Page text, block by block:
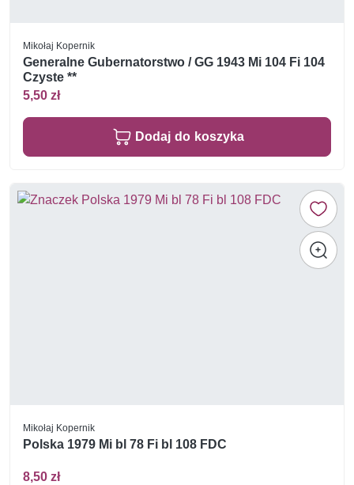
Mikołaj Kopernik
Generalne Gubernatorstwo / GG 1943 Mi 104 Fi 104
Czyste **
5,50 zł
Dodaj do koszyka
Mikołaj Kopernik
Polska 1979 Mi bl 78 Fi bl 108 FDC
8,50 zł